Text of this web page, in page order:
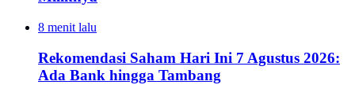
8 menit lalu
Rekomendasi Saham Hari Ini 7 Agustus 2026:
Ada Bank hingga Tambang